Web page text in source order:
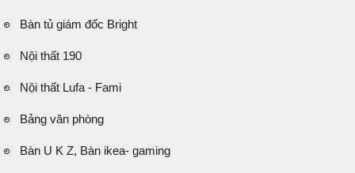
Bàn tủ giám đốc Bright
Nội thất 190
Nội thất Lufa - Fami
Bảng văn phòng
Bàn U K Z, Bàn ikea- gaming